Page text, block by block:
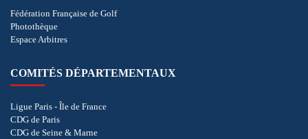
Fédération Française de Golf
Photothèque
Espace Arbitres
COMITÉS DÉPARTEMENTAUX
Ligue Paris - Île de France
CDG de Paris
CDG de Seine & Marne